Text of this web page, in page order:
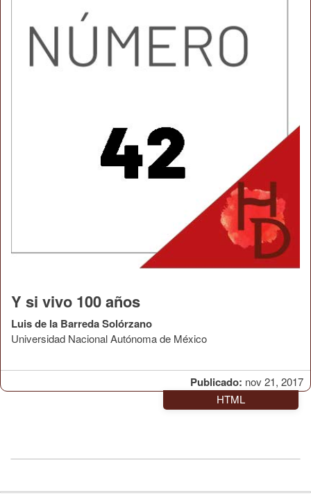
Publicado: nov 21, 2017
Y si vivo 100 años
Luis de la Barreda Solórzano
Universidad Nacional Autónoma de México
HTML